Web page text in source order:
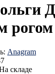
рогом
Anagram
складе